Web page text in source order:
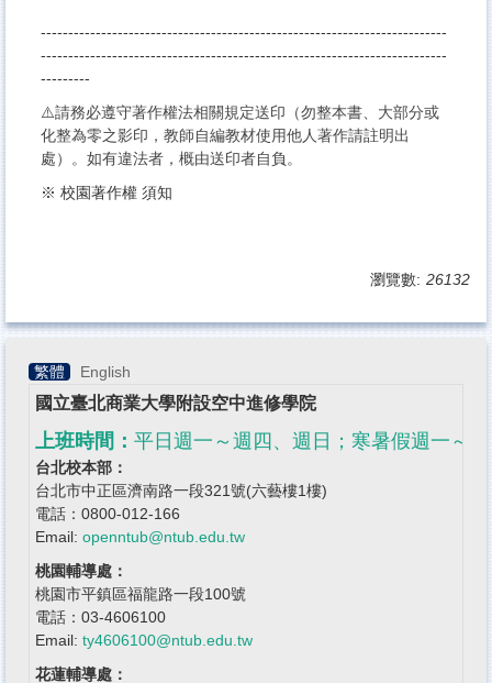
--------------------------------------------------------------------------
--------------------------------------------------------------------------
---------
⚠️請務必遵守著作權法相關規定送印（勿整本書、大部分或
化整為零之影印，教師自編教材使用他人著作請註明出
處）。如有違法者，概由送印者自負。
※ 校園著作權 須知
瀏覽數: 26132
繁體 English
國立臺北商業大學附設空中進修學院
上班時間： 平日週一～週四、週日；寒暑假週一～
台北校本部：
台北市中正區濟南路一段321號(六藝樓1樓)
電話：0800-012-166
Email: openntub@ntub.edu.tw
桃園輔導處：
桃園市平鎮區福龍路一段100號
電話：03-4606100
Email: ty4606100@ntub.edu.tw
花蓮輔導處：